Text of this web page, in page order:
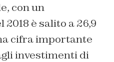
con un
è salito a 26,9
cifra importante
investimenti di